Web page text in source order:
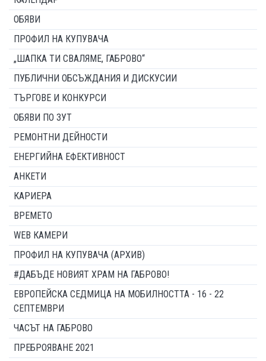
ОБЯВИ
ПРОФИЛ НА КУПУВАЧА
„ШАПКА ТИ СВАЛЯМЕ, ГАБРОВО“
ПУБЛИЧНИ ОБСЪЖДАНИЯ И ДИСКУСИИ
ТЪРГОВЕ И КОНКУРСИ
ОБЯВИ ПО ЗУТ
РЕМОНТНИ ДЕЙНОСТИ
ЕНЕРГИЙНА ЕФЕКТИВНОСТ
АНКЕТИ
КАРИЕРА
ВРЕМЕТО
WEB КАМЕРИ
ПРОФИЛ НА КУПУВАЧА (АРХИВ)
#ДАБЪДЕ НОВИЯТ ХРАМ НА ГАБРОВО!
ЕВРОПЕЙСКА СЕДМИЦА НА МОБИЛНОСТТА - 16 - 22
СЕПТЕМВРИ
ЧАСЪТ НА ГАБРОВО
ПРЕБРОЯВАНЕ 2021